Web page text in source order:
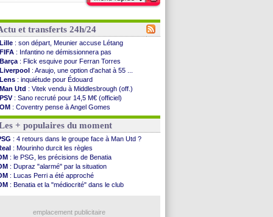
et transferts 24h/24
Lille : son départ, Meunier accuse Létang
FIFA : Infantino ne démissionnera pas
Barça : Flick esquive pour Ferran Torres
Liverpool : Araujo, une option d'achat à 55 ...
Lens : inquiétude pour Édouard
Man Utd : Vitek vendu à Middlesbrough (off.)
PSV : Sano recruté pour 14,5 M€ (officiel)
OM : Coventry pense à Angel Gomes
: Rafel Pol satisfait des progrès
: le Barça vainqueur puis battu
: Calhanoglu prêt à prolonger
: Abdelmonem veut rester
: le classement complet
: les résultats de la soirée
: Le Havre renversé par Oviedo
: Nice battu aux tirs au but
: Ivanovic proche de Lens
+ populaires du moment
: 4 retours dans le groupe face à Man Utd ?
: Mourinho durcit les règles
: le PSG, les précisions de Benatia
: Dupraz "alarmé" par la situation
: Lucas Perri a été approché
: Benatia et la "médiocrité" dans le club
emplacement publicitaire